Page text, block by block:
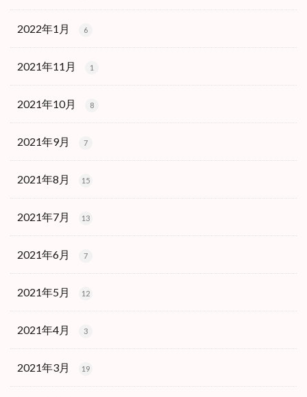
2022年1月 6
2021年11月 1
2021年10月 8
2021年9月 7
2021年8月 15
2021年7月 13
2021年6月 7
2021年5月 12
2021年4月 3
2021年3月 19